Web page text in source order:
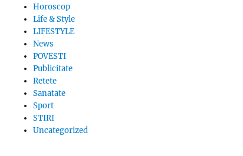
Horoscop
Life & Style
LIFESTYLE
News
POVESTI
Publicitate
Retete
Sanatate
Sport
STIRI
Uncategorized